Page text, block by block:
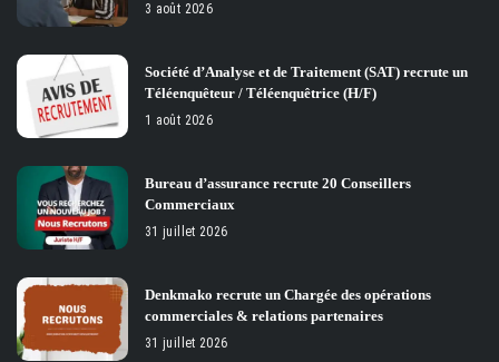
3 août 2026
Société d’Analyse et de Traitement (SAT) recrute un
Téléenquêteur / Téléenquêtrice (H/F)
1 août 2026
Bureau d’assurance recrute 20 Conseillers
Commerciaux
31 juillet 2026
Denkmako recrute un Chargée des opérations
commerciales & relations partenaires
31 juillet 2026